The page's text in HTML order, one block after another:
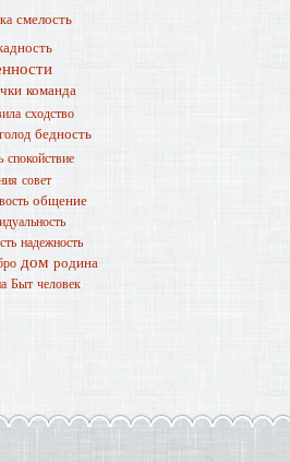
смелость
команда
сходство
голод бедность
спокойствие
совет
общение
надежность
дом родина
Быт человек